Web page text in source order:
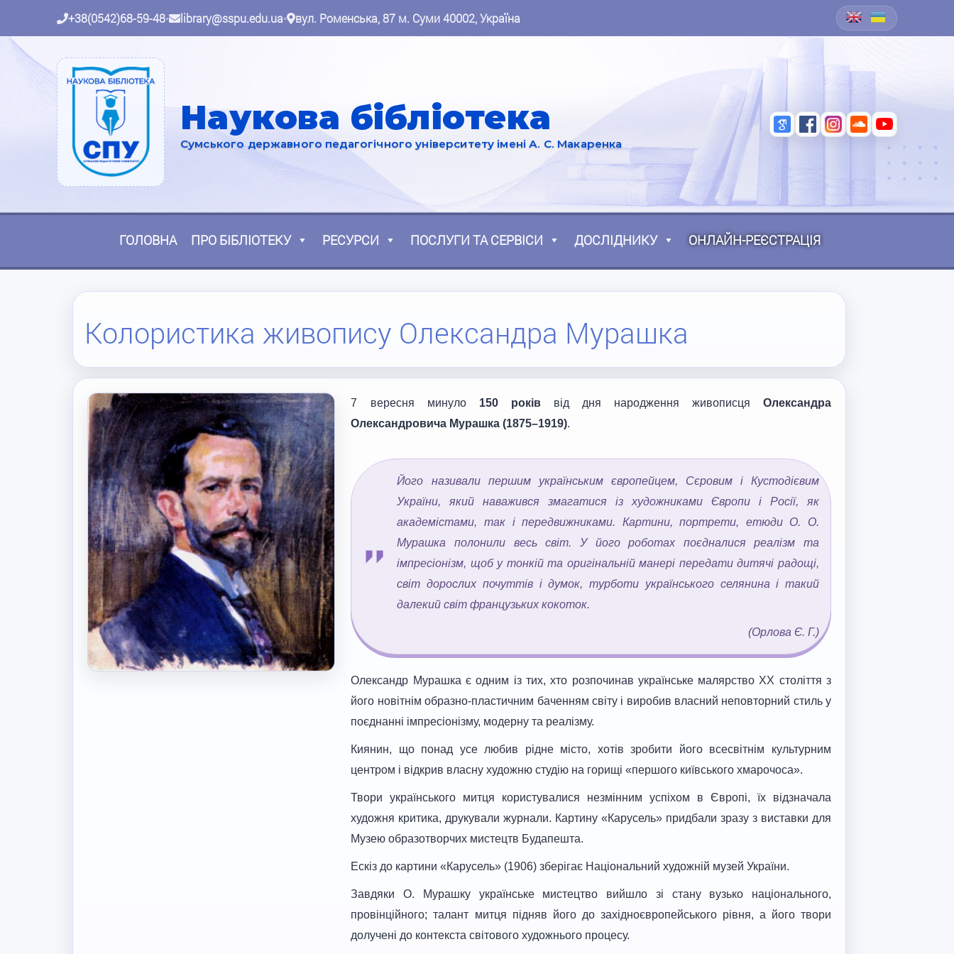
+38(0542)68-59-48• library@sspu.edu.ua• вул. Роменська, 87 м. Суми 40002, Україна
Наукова бібліотека
Сумського державного педагогічного університету імені А. С. Макаренка
ГОЛОВНА ПРО БІБЛІОТЕКУ РЕСУРСИ ПОСЛУГИ ТА СЕРВІСИ ДОСЛІДНИКУ ОНЛАЙН-РЕЄСТРАЦІЯ
Колористика живопису Олександра Мурашка
7 вересня минуло 150роківвід дня народження живописця Олександра
Олександровича Мурашка (1875–1919).
Його називали першим українським європейцем, Сєровим і Кустодієвим
України, який наважився змагатися із художниками Європи і Росії, як
академістами, так і передвижниками. Картини, портрети, етюди О. О.
Мурашка полонили весь світ. У його роботах поєдналися реалізм та
імпресіонізм, щоб у тонкій та оригінальній манері передати дитячі радощі,
світ дорослих почуттів і думок, турботи українського селянина і такий
далекий світ французьких кокоток.
(Орлова Є. Г.)
Олександр Мурашка є одним із тих, хто розпочинав українське малярство ХХ століття з
його новітнім образно-пластичним баченням світу і виробив власний неповторний стиль у
поєднанні імпресіонізму, модерну та реалізму.
Киянин, що понад усе любив рідне місто, хотів зробити його всесвітнім культурним
центром і відкрив власну художню студію на горищі «першого київського хмарочоса».
Твори українського митця користувалися незмінним успіхом в Європі, їх відзначала
художня критика, друкували журнали. Картину «Карусель» придбали зразу з виставки для
Музею образотворчих мистецтв Будапешта.
Ескіз до картини «Карусель» (1906) зберігає Національний художній музей України.
Завдяки О. Мурашку українське мистецтво вийшло зі стану вузько національного,
провінційного; талант митця підняв його до західноєвропейського рівня, а його твори
долучені до контекста світового художнього процесу.